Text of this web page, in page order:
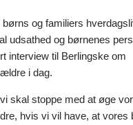
børns og familiers
udsathed og børnenes
interview til Berlingske om
i dag.
skal stoppe med at øge
hvis vi vil have, at vores